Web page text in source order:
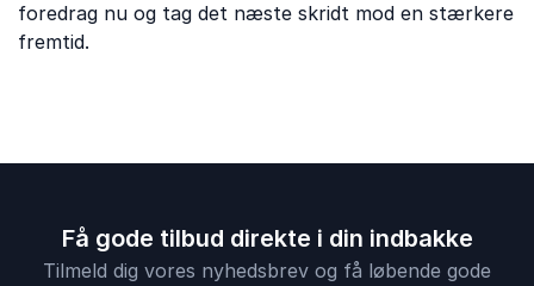
foredrag nu og tag det næste skridt mod en stærkere
fremtid.
Få gode tilbud direkte i din indbakke
Tilmeld dig vores nyhedsbrev og få løbende gode